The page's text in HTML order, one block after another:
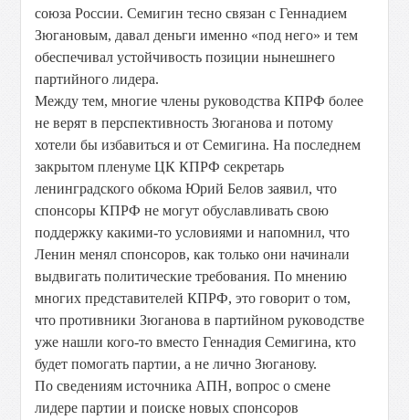
союза России. Семигин тесно связан с Геннадием
Зюгановым, давал деньги именно «под него» и тем
обеспечивал устойчивость позиции нынешнего
партийного лидера.
Между тем, многие члены руководства КПРФ более
не верят в перспективность Зюганова и потому
хотели бы избавиться и от Семигина. На последнем
закрытом пленуме ЦК КПРФ секретарь
ленинградского обкома Юрий Белов заявил, что
спонсоры КПРФ не могут обуславливать свою
поддержку какими-то условиями и напомнил, что
Ленин менял спонсоров, как только они начинали
выдвигать политические требования. По мнению
многих представителей КПРФ, это говорит о том,
что противники Зюганова в партийном руководстве
уже нашли кого-то вместо Геннадия Семигина, кто
будет помогать партии, а не лично Зюганову.
По сведениям источника АПН, вопрос о смене
лидере партии и поиске новых спонсоров